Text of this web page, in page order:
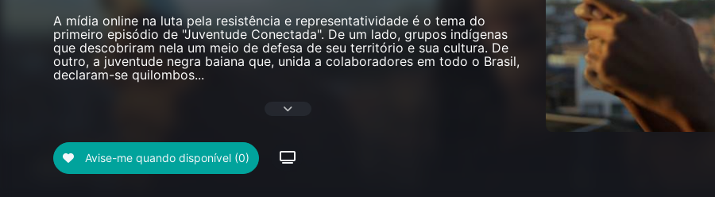
A mídia online na luta pela resistência e representatividade é o tema do
primeiro episódio de "Juventude Conectada". De um lado, grupos indígenas
que descobriram nela um meio de defesa de seu território e sua cultura. De
outro, a juventude negra baiana que, unida a colaboradores em todo o Brasil,
declaram-se quilombos...
Avise-me quando disponível (0)